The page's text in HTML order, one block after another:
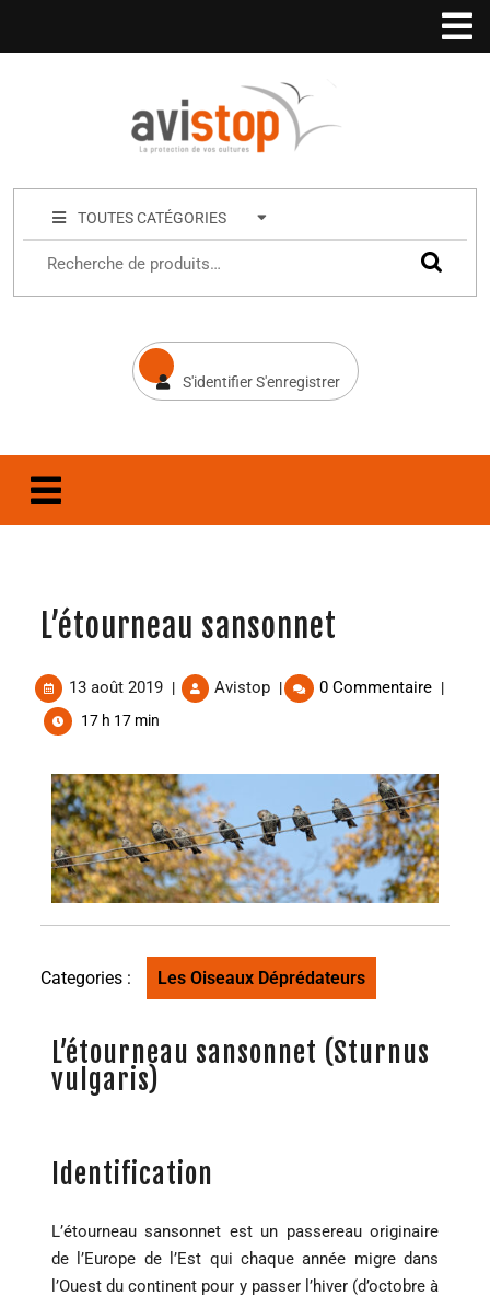
TOUTES CATÉGORIES
S'identifier S'enregistrer
L’étourneau sansonnet
13 août 2019 | Avistop | 0 Commentaire |
17 h 17 min
Categories : Les Oiseaux Déprédateurs
L’étourneau sansonnet (Sturnus
vulgaris)
Identification
L’étourneau sansonnet est un passereau originaire
de l’Europe de l’Est qui chaque année migre dans
l’Ouest du continent pour y passer l’hiver (d’octobre à